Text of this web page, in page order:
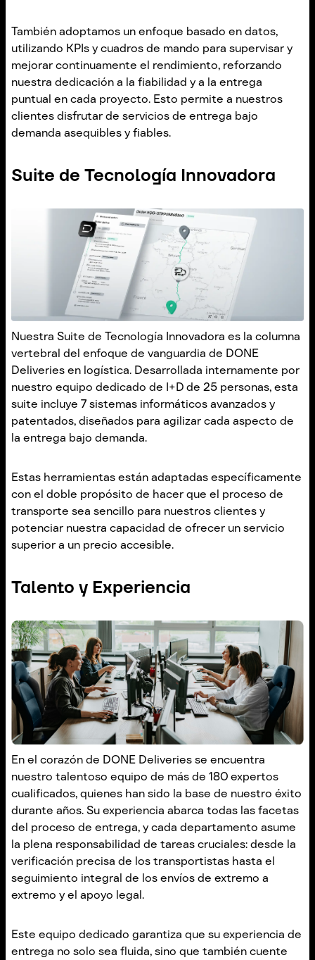
También adoptamos un enfoque basado en datos,
utilizando KPIs y cuadros de mando para supervisar y
mejorar continuamente el rendimiento, reforzando
nuestra dedicación a la fiabilidad y a la entrega
puntual en cada proyecto. Esto permite a nuestros
clientes disfrutar de servicios de entrega bajo
demanda asequibles y fiables.
Suite de Tecnología Innovadora
Nuestra Suite de Tecnología Innovadora es la columna
vertebral del enfoque de vanguardia de DONE
Deliveries en logística. Desarrollada internamente por
nuestro equipo dedicado de I+D de 25 personas, esta
suite incluye 7 sistemas informáticos avanzados y
patentados, diseñados para agilizar cada aspecto de
la entrega bajo demanda.
Estas herramientas están adaptadas específicamente
con el doble propósito de hacer que el proceso de
transporte sea sencillo para nuestros clientes y
potenciar nuestra capacidad de ofrecer un servicio
superior a un precio accesible.
Talento y Experiencia
En el corazón de DONE Deliveries se encuentra
nuestro talentoso equipo de más de 180 expertos
cualificados, quienes han sido la base de nuestro éxito
durante años. Su experiencia abarca todas las facetas
del proceso de entrega, y cada departamento asume
la plena responsabilidad de tareas cruciales: desde la
verificación precisa de los transportistas hasta el
seguimiento integral de los envíos de extremo a
extremo y el apoyo legal.
Este equipo dedicado garantiza que su experiencia de
entrega no solo sea fluida, sino que también cuente